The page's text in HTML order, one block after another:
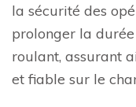
la sécurité des
prolonger la
roulant, assurant
et fiable sur le